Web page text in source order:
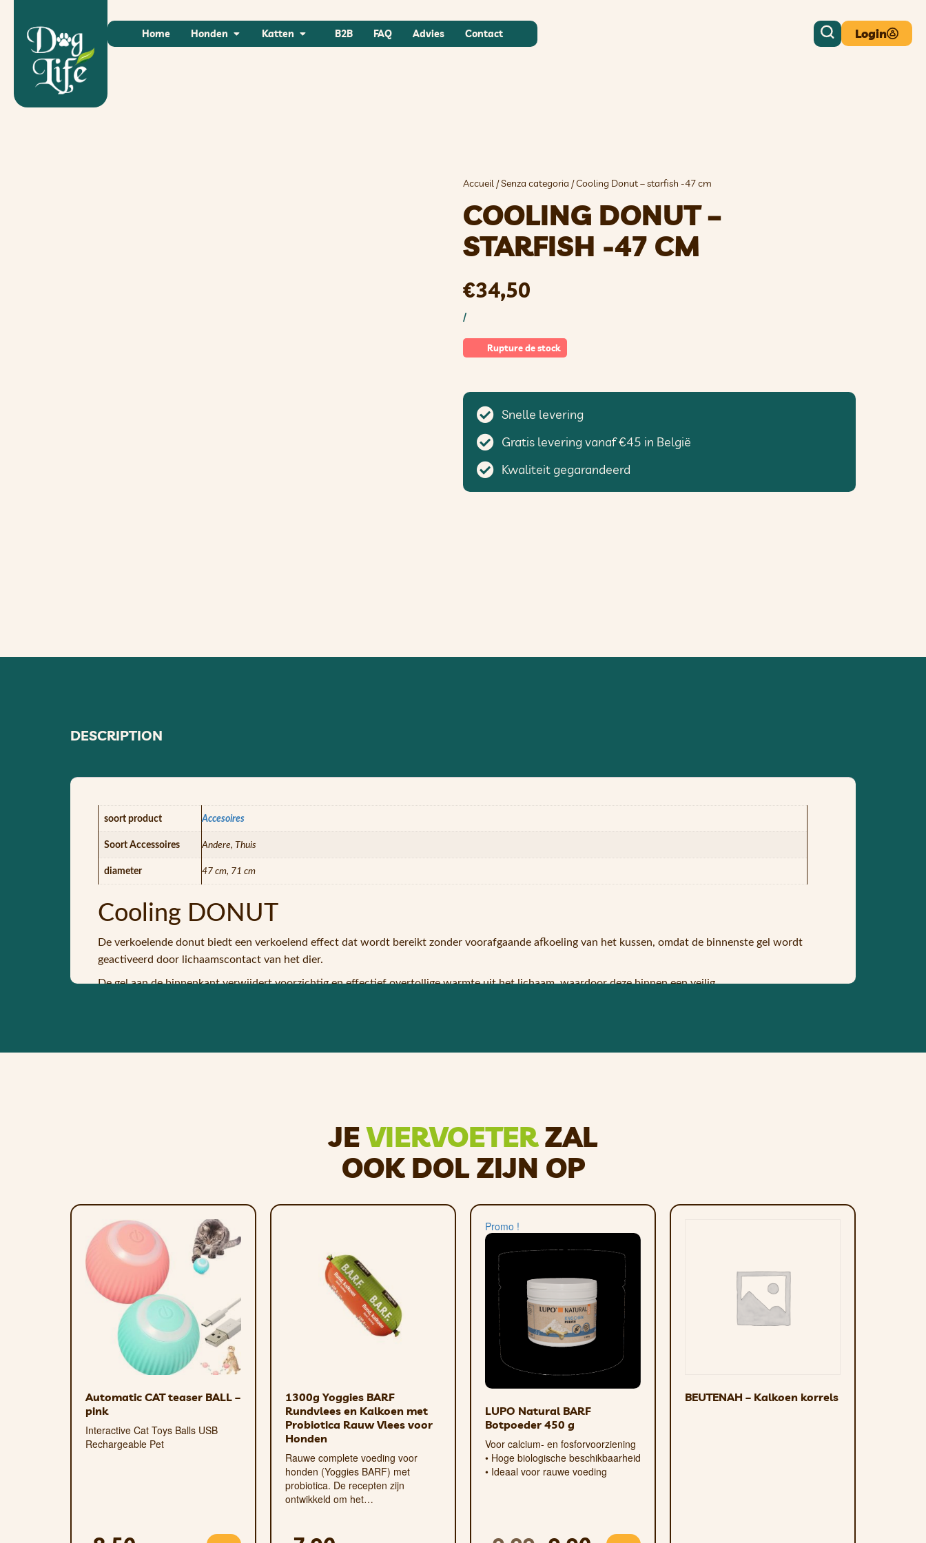
Home Honden Katten B2B FAQ Advies Contact Login
Accueil /Senza categoria / Cooling Donut – starfish -47 cm
COOLING DONUT –
STARFISH -47 CM
€34,50
/
Rupture de stock
Snelle levering
Gratis levering vanaf €45 in België
Kwaliteit gegarandeerd
DESCRIPTION
soort product Accesoires
Soort Accessoires Andere, Thuis
diameter 47 cm, 71 cm
Cooling DONUT
De verkoelende donut biedt een verkoelend effect dat wordt bereikt zonder voorafgaande afkoeling van het kussen, omdat de binnenste gel wordt
geactiveerd door lichaamscontact van het dier.
De gel aan de binnenkant verwijdert voorzichtig en effectief overtollige warmte uit het lichaam, waardoor deze binnen een veilig
Indien nodig kan het kussen worden gereinigd met een vochtige doek. Verkrijgbaar in verschillende maten.
30% PVC 40% Polymeer 30% Water
Extra duurzame stiksels
Gewatteerd
Waterbestendig
Eco
voor honden en katten
JEVIERVOETERZAL
OOK DOL ZIJN OP
Automatic CAT teaser BALL –
pink
Interactive Cat Toys Balls USB
Rechargeable Pet
1300g Yoggies BARF
Rundvlees en Kalkoen met
Probiotica Rauw Vlees voor
Honden
Rauwe complete voeding voor
honden (Yoggies BARF) met
probiotica. De recepten zijn
ontwikkeld om het…
Promo !
LUPO Natural BARF
Botpoeder 450 g
Voor calcium- en fosforvoorziening
• Hoge biologische beschikbaarheid
• Ideaal voor rauwe voeding
BEUTENAH – Kalkoen korrels